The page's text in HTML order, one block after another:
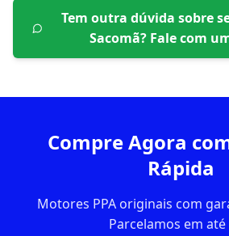
Tem outra dúvida sobre
Sacomã? Fale com
Compre Agora
Rápida
Motores PPA originais com
Parcelamos em até